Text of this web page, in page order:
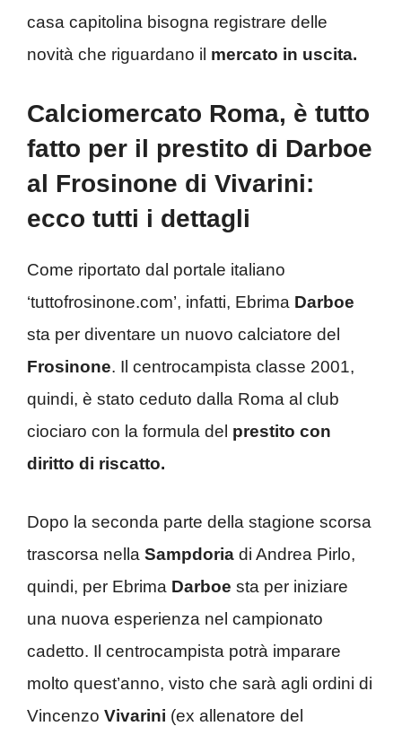
casa capitolina bisogna registrare delle
novità che riguardano il mercato in uscita.
Calciomercato Roma, è tutto
fatto per il prestito di Darboe
al Frosinone di Vivarini:
ecco tutti i dettagli
Come riportato dal portale italiano
‘tuttofrosinone.com’, infatti, Ebrima Darboe
sta per diventare un nuovo calciatore del
Frosinone. Il centrocampista classe 2001,
quindi, è stato ceduto dalla Roma al club
ciociaro con la formula del prestito con
diritto di riscatto.
Dopo la seconda parte della stagione scorsa
trascorsa nella Sampdoria di Andrea Pirlo,
quindi, per Ebrima Darboe sta per iniziare
una nuova esperienza nel campionato
cadetto. Il centrocampista potrà imparare
molto quest’anno, visto che sarà agli ordini di
Vincenzo Vivarini (ex allenatore del